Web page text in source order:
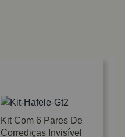
Kit Com 6 Pares De
Corrediças Invisível